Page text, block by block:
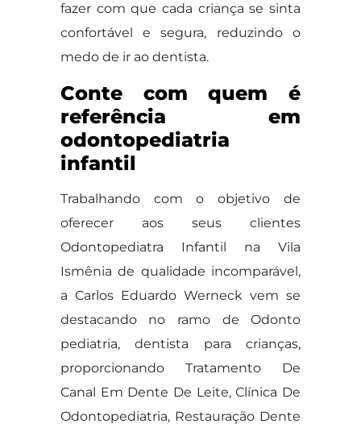
fazer com que cada criança se sinta
confortável e segura, reduzindo o
medo de ir ao dentista.
Conte com quem é
referência em
odontopediatria
infantil
Trabalhando com o objetivo de
oferecer aos seus clientes
Odontopediatra Infantil na Vila
Ismênia de qualidade incomparável,
a Carlos Eduardo Werneck vem se
destacando no ramo de Odonto
pediatria, dentista para crianças,
proporcionando Tratamento De
Canal Em Dente De Leite, Clínica De
Odontopediatria, Restauração Dente